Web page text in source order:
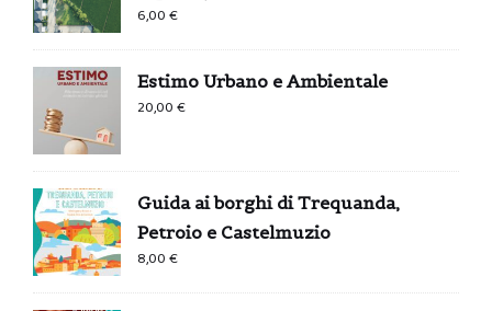
6,00€
Estimo Urbano e Ambientale
20,00€
Guida ai borghi di Trequanda,
Petroio e Castelmuzio
8,00€